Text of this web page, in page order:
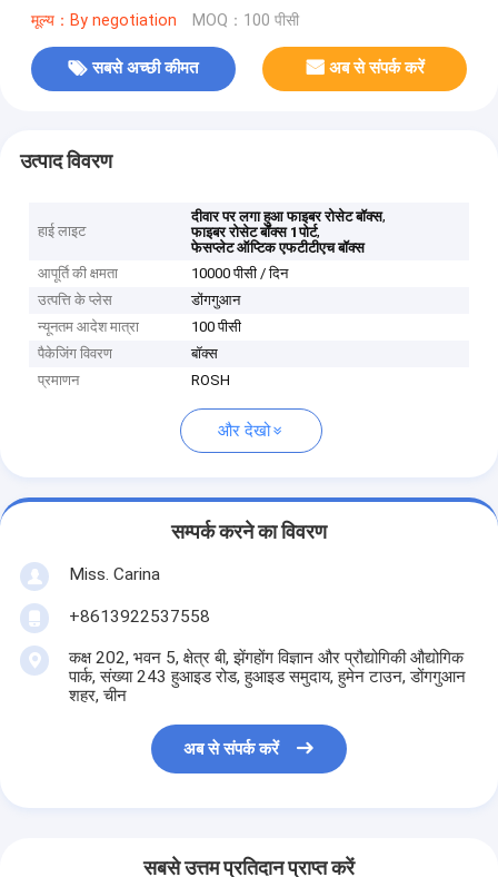
मूल्य：By negotiation MOQ：100 पीसी
सबसे अच्छी कीमत अब से संपर्क करें
उत्पाद विवरण
हाई लाइट
दीवार पर लगा हुआ फाइबर रोसेट बॉक्स,
फाइबर रोसेट बॉक्स 1पोर्ट,
फेसप्लेट ऑप्टिक एफटीटीएच बॉक्स
आपूर्ति की क्षमता
10000 पीसी / दिन
उत्पत्ति के प्लेस
डोंगगुआन
न्यूनतम आदेश मात्रा
100 पीसी
पैकेजिंग विवरण
बॉक्स
प्रमाणन
ROSH
और देखो
सम्पर्क करने का विवरण
Miss. Carina
+8613922537558
कक्ष 202, भवन 5, क्षेत्र बी, झेंगहोंग विज्ञान और प्रौद्योगिकी औद्योगिक
पार्क, संख्या 243 हुआइड रोड, हुआइड समुदाय, हुमेन टाउन, डोंगगुआन
शहर, चीन
अब से संपर्क करें
सबसे उत्तम प्रतिदान प्राप्त करें